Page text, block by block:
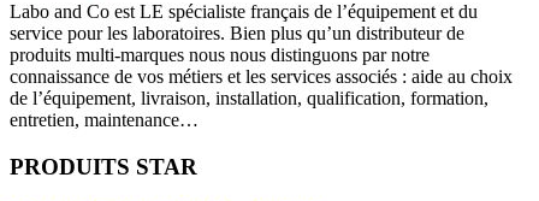
Labo and Co est LE spécialiste français de l’équipement et du
service pour les laboratoires. Bien plus qu’un distributeur de
produits multi-marques nous nous distinguons par notre
connaissance de vos métiers et les services associés : aide au choix
de l’équipement, livraison, installation, qualification, formation,
entretien, maintenance…
PRODUITS STAR